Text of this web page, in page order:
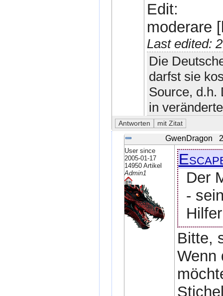
Edit:
moderare
Last edited:
Die
darfst sie
Source, d.h.
in
GwenDragon
User since
2005-01-17
14950 Artikel
Admin1
Der
-
Bitte,
Wenn